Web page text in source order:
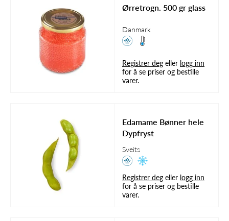
Ørretrogn. 500 gr glass
Danmark
Registrer deg eller logg inn
for å se priser og bestille
varer.
Edamame Bønner hele
Dypfryst
Sveits
Registrer deg eller logg inn
for å se priser og bestille
varer.